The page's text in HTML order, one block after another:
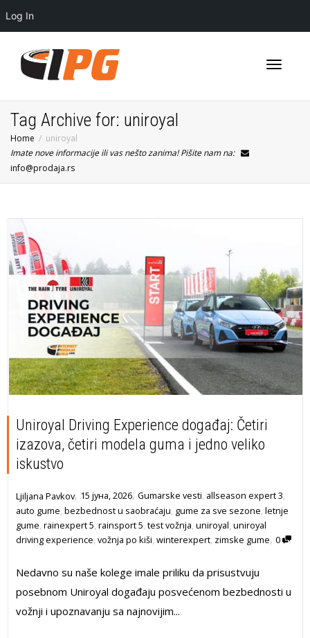
Log In
Tag Archive for: uniroyal
Home
uniroyal
Imate nove informacije ili vas nešto zanima! Pišite nam na:
info@prodaja.rs
Uniroyal Driving Experience događaj: Četiri
izazova, četiri modela guma i jedno veliko
iskustvo
Ljiljana Pavkov, 15 јуна, 2026, Gumarske vesti, allseason expert 3,
auto gume, bezbednost u saobraćaju, gume za sve sezone, letnje
gume, rainexpert 5, rainsport 5, test vožnja, uniroyal, uniroyal
driving experience, vožnja po kiši, winterexpert, zimske gume, 0
Nedavno su naše kolege imale priliku da prisustvuju
posebnom Uniroyal događaju posvećenom bezbednosti u
vožnji i upoznavanju sa najnovijim...